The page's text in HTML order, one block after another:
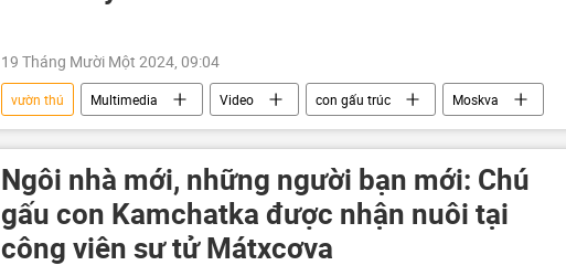
19 Tháng Mười Một 2024, 09:04
vườn thú Multimedia Video con gấu trúc Moskva
Ngôi nhà mới, những người bạn mới: Chú
gấu con Kamchatka được nhận nuôi tại
công viên sư tử Mátxcơva